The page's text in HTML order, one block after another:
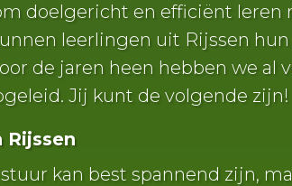
doelgericht en efficiënt leren
leerlingen uit Rijssen
de jaren heen hebben we al
Jij kunt de volgende zijn!
kan best spannend zijn,